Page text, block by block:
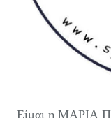
Είμαι η ΜΑΡΙΑ